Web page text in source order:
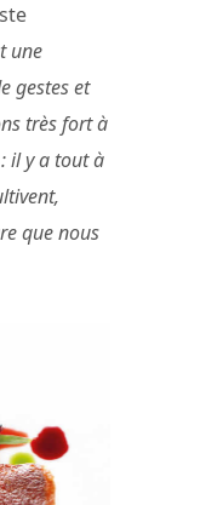
une
gestes et
très fort à
il y a tout à
que nous